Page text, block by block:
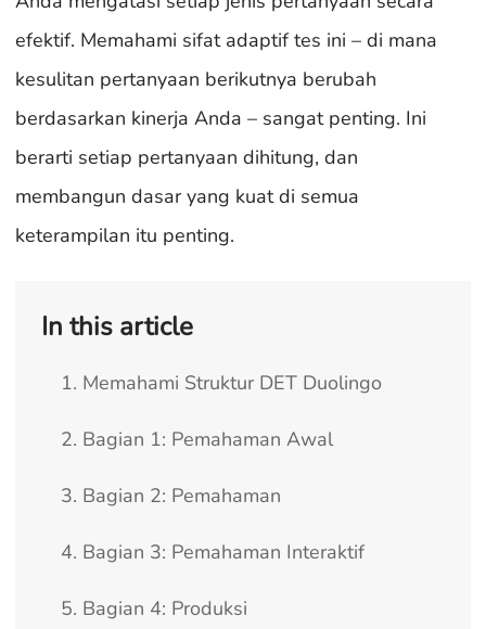
efektif. Memahami sifat adaptif tes ini – di mana
kesulitan pertanyaan berikutnya berubah
berdasarkan kinerja Anda – sangat penting. Ini
berarti setiap pertanyaan dihitung, dan
membangun dasar yang kuat di semua
keterampilan itu penting.
In this article
1. Memahami Struktur DET Duolingo
2. Bagian 1: Pemahaman Awal
3. Bagian 2: Pemahaman
4. Bagian 3: Pemahaman Interaktif
5. Bagian 4: Produksi